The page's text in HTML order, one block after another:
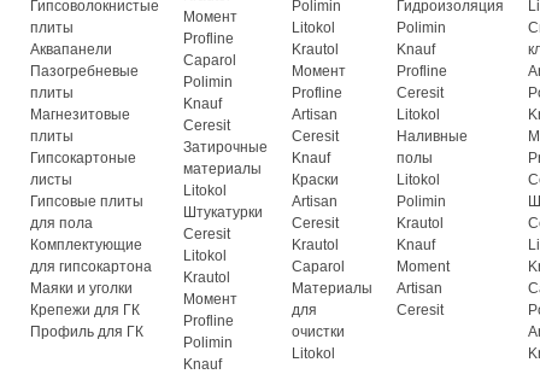
Гипсоволокнистые
плиты
Аквапанели
Пазогребневые
плиты
Магнезитовые
плиты
Гипсокартоные
листы
Гипсовые плиты
для пола
Комплектующие
для гипсокартона
Маяки и уголки
Крепежи для ГК
Профиль для ГК
Момент
Profline
Caparol
Polimin
Knauf
Ceresit
Затирочные
материалы
Litokol
Штукатурки
Ceresit
Litokol
Krautol
Момент
Profline
Polimin
Knauf
Polimin
Litokol
Krautol
Момент
Profline
Artisan
Ceresit
Knauf
Краски
Artisan
Ceresit
Krautol
Caparol
Материалы
для
очистки
Litokol
Гидроизоляция
Polimin
Knauf
Profline
Ceresit
Litokol
Наливные
полы
Litokol
Polimin
Krautol
Knauf
Moment
Artisan
Ceresit